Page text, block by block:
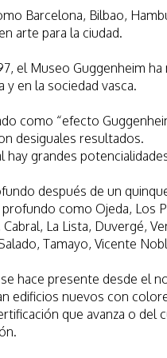
Barcelona, Bilbao,
arte para la ciudad.
el Museo Guggenheim
en la sociedad vasca.​
como “efecto
desiguales resultados.
grandes
después de un
como Ojeda, Los
La Lista, Duvergé,
Tamayo, Vicente
hace presente desde el
edificios nuevos con
que avanza o del